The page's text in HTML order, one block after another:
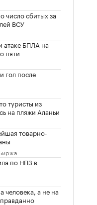
число сбитых за
ВСУ
атаке БПЛА на
пяти
гол после
туристы из
на пляжи Аланьи
товарно-
по НПЗ в
человека, а не на